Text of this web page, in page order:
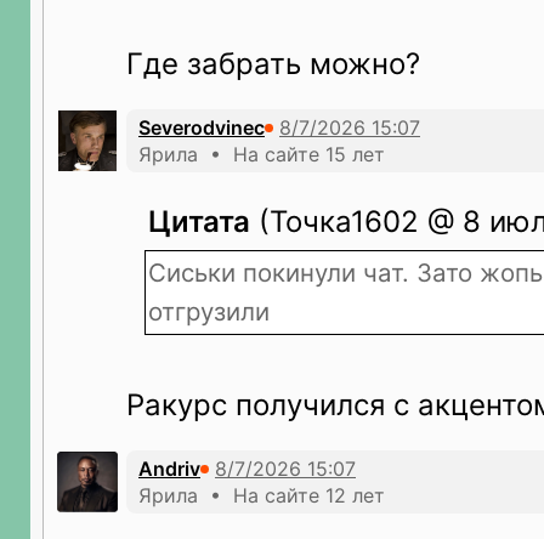
Где забрать можно?
Severodvinec
Ярила • На сайте 15 лет
Цитата (Точка1602 @ 8
Сиськи покинули чат. Зато
отгрузили
Ракурс получился с
Andriv
Ярила • На сайте 12 лет